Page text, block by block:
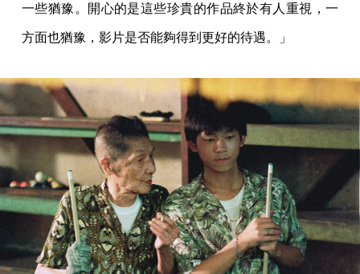
一些猶豫。開心的是這些珍貴的作品終於有人重視，一
方面也猶豫，影片是否能夠得到更好的待遇。」